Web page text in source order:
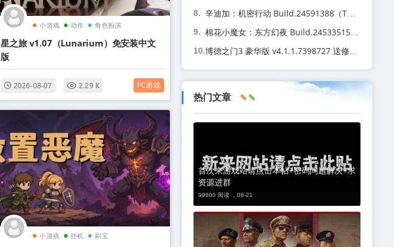
小游戏 动作 角色扮演
星之旅 v1.07（Lunarium）免安装中文
版
2026-08-07 2.29 K PC游戏
小游戏 挂机 刷宝
热门文章
首次来游戏站请点击本帖+密码问题解决+求
资源进群
99800 阅读 ， 08-21